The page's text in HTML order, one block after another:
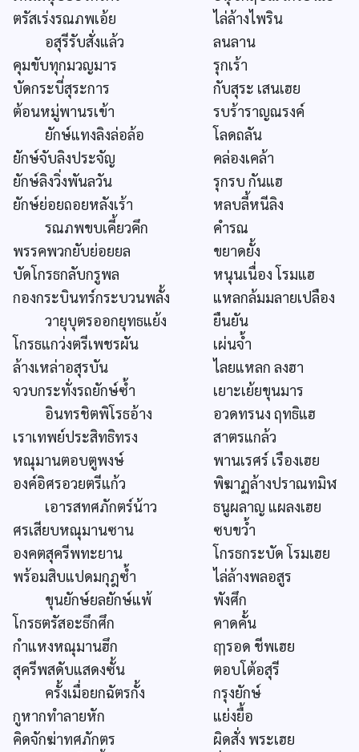
ตรัสเร่งรณภพเอ้ย
ไล่ล้างไพริน
อสุรีรับสั่งแล้ว
ลนลาน
คุมขับทุกมวญมาร
รุกเร้า
บัดกระบี่สุระการ
กับสุระ เสนเฮย
ต้อนหมู่พานรเข้า
รบร้าราญณรงค์
ยักษ์แทงลิงล่อล้อ
โลดถลัน
ยักษ์จับลิงประจัญ
คล่องเคล้า
ยักษ์ลิงวิ่งพันลวัน
รุกรบ กันแฮ
ยักษ์ย่อยถอยหลังเร้า
หลบลี้หนีลิง
รณภพขบเคี้ยวคึก
คำรณ
พรรคพวกยับย่อยยล
ขยาดยั้ง
บัดโกรธกลับกรูพล
หนุนเนื่อง โรมแฮ
กองกระบินทร์กระบวนพลั้ง
แหลกล้มมลายเปลือง
วายุบุตรออกยุทธแย้ง
ยืนยัน
โกรธแกว่งตรีเพชรผัน
เผ่นจ้ำ
ล้างเหล่าอสุรบัน
ไลยแหลก ลงฮา
จวบกระทั่งรถยักษ์ซ้ำ
เยาะเย้ยขุนมาร
อินทรชิตพิโรธอ้าง
อวดทรนง ฤทธิแฮ
เราเทพย์ประสิทธิทรง
สาตรแกล้ว
หณุมานตอบตูพงษ์
พานเรศร์ เรืองเฮย
องค์อิศรอวยตรีแก้ว
พิฆาฏล้างปราณทมิฬ
เอารสทศภักตร์น้าว
ธนูผลาญ แผลงเฮย
ศรเสียบหณุมานซาน
ซบขว้ำ
องคตสุครีพทะยาน
โกรธกระบัด โรมเฮย
พร้อมสิบแปดมกุฎซ้ำ
ไล่ล้างพลอสูร
ขุนยักษ์ยลยักษ์แพ้
พังศึก
โกรธตรัสอะธึกศึก
คาดคั้น
กำแหงหณุมานฮึก
ฤๅรอด ชีพเฮย
สุครีพสดับแสดงซั้น
ตอบโต้อสุรี
ครั้งเมื่อยกฉัตรกั้ง
กรุงยักษ์
กูหากทำลายหัก
แย่งยื้อ
คิดจักฆ่าทศภักตร
ผิดสั่ง พระเฮย